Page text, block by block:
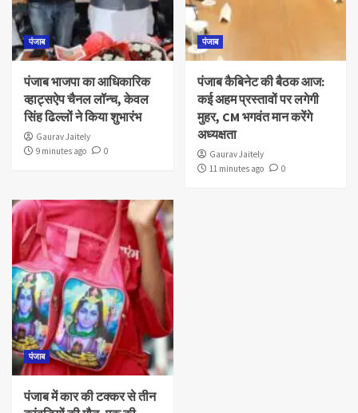
पंजाब
पंजाब भाजपा का आधिकारिक
व्हाट्सऐप चैनल लॉन्च, केवल
सिंह ढिल्लों ने किया शुभारंभ
Gaurav Jaitely
9 minutes ago
0
पंजाब
पंजाब कैबिनेट की बैठक आज:
कई अहम प्रस्तावों पर लगेगी
मुहर, CM भगवंत मान करेंगे
अध्यक्षता
Gaurav Jaitely
11 minutes ago
0
पंजाब
पंजाब में कार की टक्कर से तीन